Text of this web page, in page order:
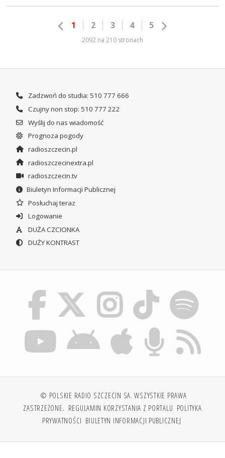
1 2 3 4 5
2092 na 210 stronach
Zadzwoń do studia: 510 777 666
Czujny non stop: 510 777 222
Wyślij do nas wiadomość
Prognoza pogody
radioszczecin.pl
radioszczecinextra.pl
radioszczecin.tv
Biuletyn Informacji Publicznej
Posłuchaj teraz
Logowanie
DUŻA CZCIONKA
DUŻY KONTRAST
© POLSKIE RADIO SZCZECIN SA. WSZYSTKIE PRAWA
ZASTRZEŻONE. REGULAMIN KORZYSTANIA Z PORTALU POLITYKA
PRYWATNOŚCI BIULETYN INFORMACJI PUBLICZNEJ